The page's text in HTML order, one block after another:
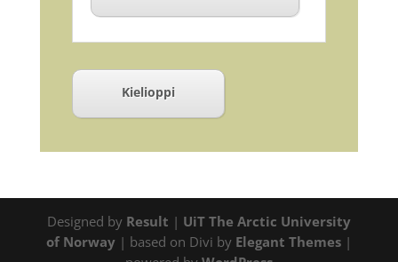
Kielioppi
Designed by Result | UiT The Arctic University
of Norway| based on Divi by Elegant Themes|